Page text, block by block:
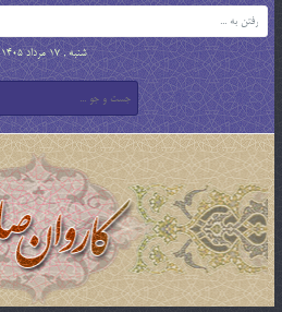
شنبه , 17 مرداد 1405